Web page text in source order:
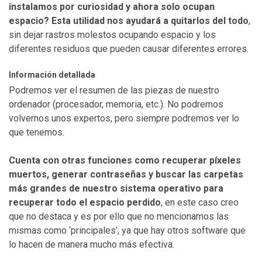
instalamos por curiosidad y ahora solo ocupan
espacio? Esta utilidad nos ayudará a quitarlos del todo,
sin dejar rastros molestos ocupando espacio y los
diferentes residuos que pueden causar diferentes errores.
Información detallada
Podremos ver el resumen de las piezas de nuestro
ordenador (procesador, memoria, etc.). No podremos
volvernos unos expertos, pero siempre podremos ver lo
que tenemos.
Cuenta con otras funciones como recuperar píxeles
muertos, generar contraseñas y buscar las carpetas
más grandes de nuestro sistema operativo para
recuperar todo el espacio perdido, en este caso creo
que no destaca y es por ello que no mencionamos las
mismas como ‘principales’, ya que hay otros software que
lo hacen de manera mucho más efectiva.